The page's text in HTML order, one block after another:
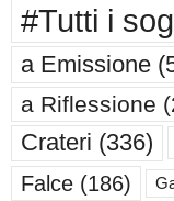
#Tutti i
a Emissione
a Riflessione
Crateri (336)
Falce (186)